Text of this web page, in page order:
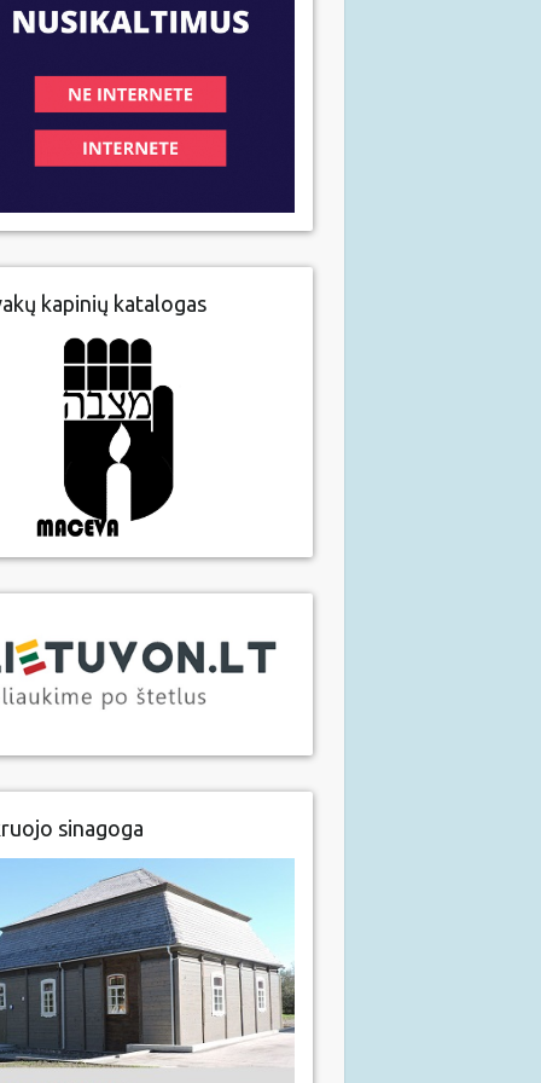
kapinių katalogas
sinagoga